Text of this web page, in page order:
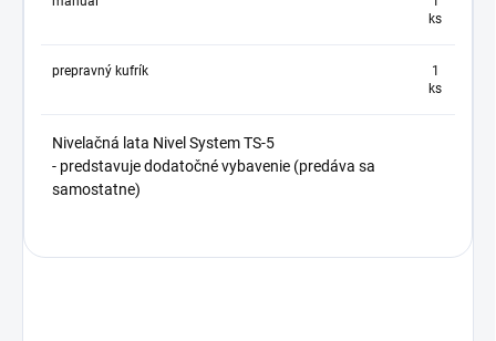
ks
prepravný kufrík
1
ks
Nivelačná lata Nivel System TS-5
- predstavuje dodatočné vybavenie (predáva sa
samostatne)